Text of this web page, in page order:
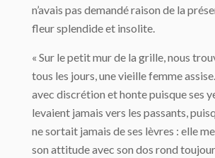
n’avais pas demandé raison de la
fleur splendide et insolite.
« Sur le petit mur de la grille, nous
tous les jours, une vieille femme
avec discrétion et honte puisque ses
levaient jamais vers les passants,
ne sortait jamais de ses lèvres : elle
son attitude avec son dos rond